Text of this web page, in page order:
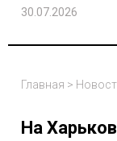
30.07.2026
Главная >
На